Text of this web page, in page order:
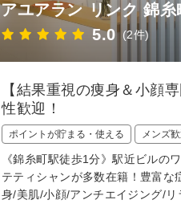
アユアラン リンク 錦糸
5.0 (2件)
【結果重視の痩身＆小顔
性歓迎！
ポイントが貯まる・使える メンズ
《錦糸町駅徒歩1分》駅近ビルの
テティシャンが多数在籍！豊富
身/美肌/小顔/アンチエイジング/